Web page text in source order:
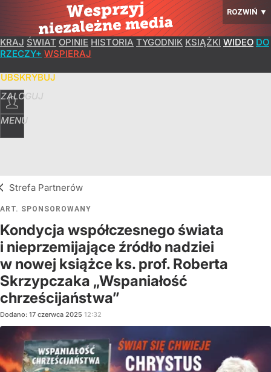
ROZWIŃ ▼
KRAJ ŚWIAT OPINIE HISTORIA TYGODNIK KSIĄŻKI WIDEO DO
RZECZY+ WSPIERAJ
ZALOGUJ
MENU
Strefa Partnerów
ART. SPONSOROWANY
Kondycja współczesnego świata
i nieprzemijające źródło nadziei
w nowej książce ks. prof. Roberta
Skrzypczaka „Wspaniałość
chrześcijaństwa”
Dodano: 17 czerwca 2025 12:32